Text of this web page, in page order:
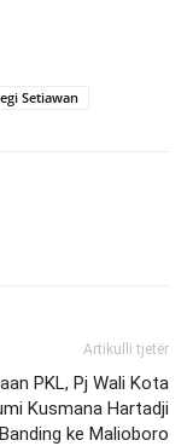
Setiawan
Artikulli tjetër
PKL, Pj Wali Kota
Kusmana Hartadji
ke Malioboro